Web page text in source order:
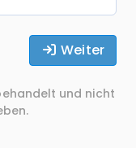
Weiter
und nicht